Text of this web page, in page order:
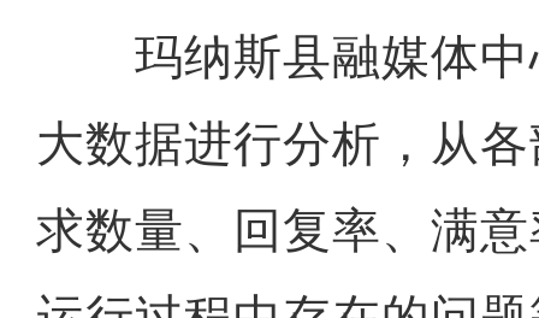
玛纳斯县融媒体中
大数据进行分析，从
求数量、回复率、满